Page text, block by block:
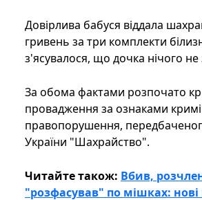
Довірлива бабуся віддала
гривень за три комплекти
з'ясувалося, що дочка нічого
За обома фактами розпочато
провадження за ознаками
правопорушення,
України "Шахрайство".
Читайте також: Вбив,
"розфасував" по мішках: нові